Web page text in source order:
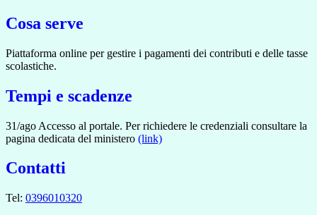
Cosa serve
Piattaforma online per gestire i pagamenti dei contributi e delle tasse
scolastiche.
Tempi e scadenze
31/ago Accesso al portale. Per richiedere le credenziali consultare la
pagina dedicata del ministero (link)
Contatti
Tel: 0396010320